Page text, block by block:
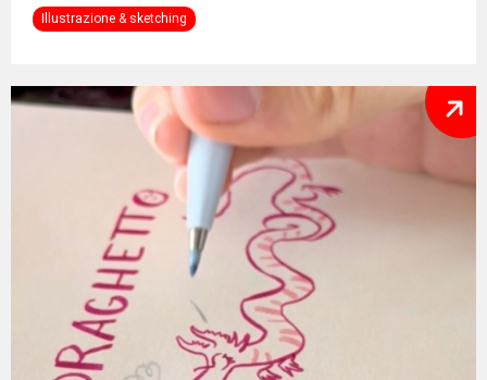
Illustrazione & sketching